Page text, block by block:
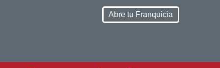
Abre tu Franquicia